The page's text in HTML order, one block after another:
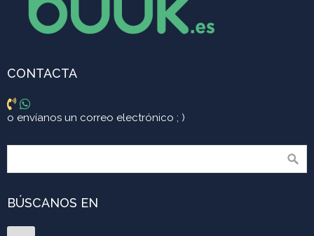
CONTACTA
o envíanos un correo electrónico ; )
BÚSCANOS EN